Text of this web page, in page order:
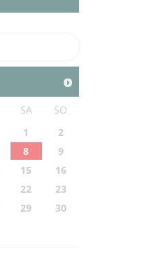
SA
SO
1
2
8
9
15
16
22
23
29
30